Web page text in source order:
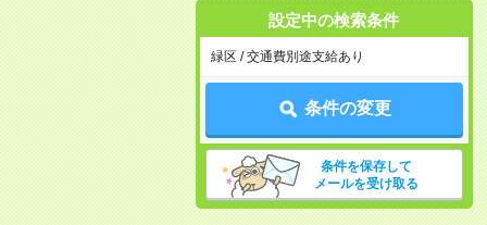
設定中の検索条件
緑区 / 交通費別途支給あり
条件の変更
条件を保存して
メールを受け取る